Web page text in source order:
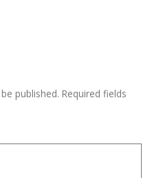
published. Required fields